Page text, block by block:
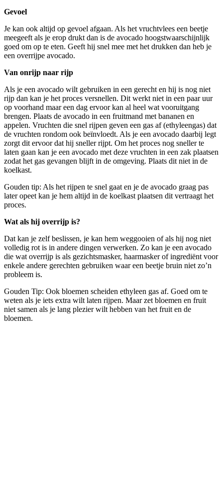
Gevoel
Je kan ook altijd op gevoel afgaan. Als het vruchtvlees een beetje
meegeeft als je erop drukt dan is de avocado hoogstwaarschijnlijk
goed om op te eten. Geeft hij snel mee met het drukken dan heb je
een overrijpe avocado.
Van onrijp naar rijp
Als je een avocado wilt gebruiken in een gerecht en hij is nog niet
rijp dan kan je het proces versnellen. Dit werkt niet in een paar uur
op voorhand maar een dag ervoor kan al heel wat vooruitgang
brengen. Plaats de avocado in een fruitmand met bananen en
appelen. Vruchten die snel rijpen geven een gas af (ethyleengas) dat
de vruchten rondom ook beïnvloedt. Als je een avocado daarbij legt
zorgt dit ervoor dat hij sneller rijpt. Om het proces nog sneller te
laten gaan kan je een avocado met deze vruchten in een zak plaatsen
zodat het gas gevangen blijft in de omgeving. Plaats dit niet in de
koelkast.
Gouden tip: Als het rijpen te snel gaat en je de avocado graag pas
later opeet kan je hem altijd in de koelkast plaatsen dit vertraagt het
proces.
Wat als hij overrijp is?
Dat kan je zelf beslissen, je kan hem weggooien of als hij nog niet
volledig rot is in andere dingen verwerken. Zo kan je een avocado
die wat overrijp is als gezichtsmasker, haarmasker of ingrediënt voor
enkele andere gerechten gebruiken waar een beetje bruin niet zo’n
probleem is.
Gouden Tip: Ook bloemen scheiden ethyleen gas af. Goed om te
weten als je iets extra wilt laten rijpen. Maar zet bloemen en fruit
niet samen als je lang plezier wilt hebben van het fruit en de
bloemen.